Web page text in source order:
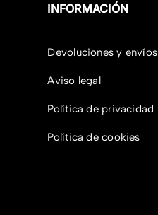
INFORMACIÓN
Devoluciones y envíos
Aviso legal
Política de privacidad
Política de cookies